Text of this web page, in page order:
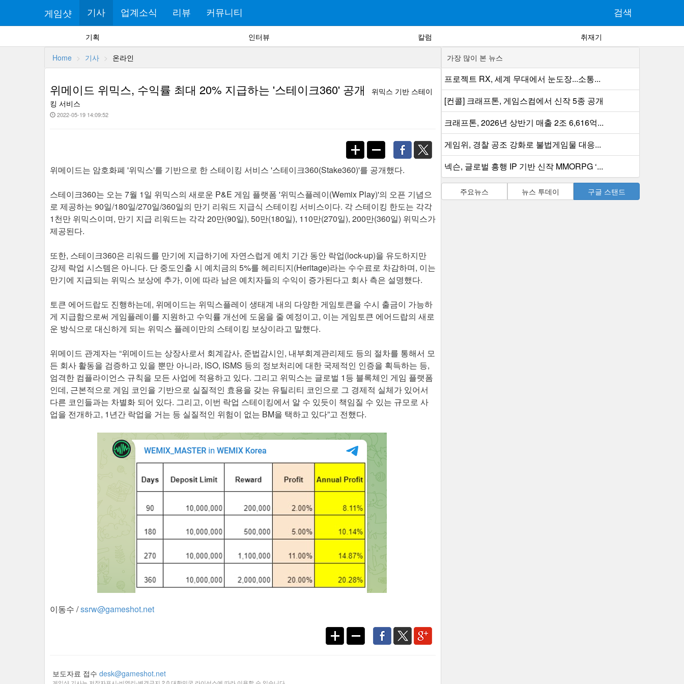
게임샷 기사 업계소식 리뷰 커뮤니티 검색
기획 인터뷰 칼럼 취재기
Home 기사 온라인
위메이드 위믹스, 수익률 최대 20% 지급하는 '스테이크360' 공개
위믹스 기반 스테이
킹 서비스
2022-05-19 14:09:52
위메이드는 암호화폐 '위믹스'를 기반으로 한 스테이킹 서비스 '스테이크360(Stake360)'를 공개했다.
스테이크360는 오는 7월 1일 위믹스의 새로운 P&E 게임 플랫폼 '위믹스플레이(Wemix Play)'의 오픈 기념으
로 제공하는 90일/180일/270일/360일의 만기 리워드 지급식 스테이킹 서비스이다. 각 스테이킹 한도는 각각
1천만 위믹스이며, 만기 지급 리워드는 각각 20만(90일), 50만(180일), 110만(270일), 200만(360일) 위믹스가
제공된다.
또한, 스테이크360은 리워드를 만기에 지급하기에 자연스럽게 예치 기간 동안 락업(lock-up)을 유도하지만
강제 락업 시스템은 아니다. 단 중도인출 시 예치금의 5%를 헤리티지(Heritage)라는 수수료로 차감하며, 이는
만기에 지급되는 위믹스 보상에 추가, 이에 따라 남은 예치자들의 수익이 증가된다고 회사 측은 설명했다.
토큰 에어드랍도 진행하는데, 위메이드는 위믹스플레이 생태계 내의 다양한 게임토큰을 수시 출금이 가능하
게 지급함으로써 게임플레이를 지원하고 수익률 개선에 도움을 줄 예정이고, 이는 게임토큰 에어드랍의 새로
운 방식으로 대신하게 되는 위믹스 플레이만의 스테이킹 보상이라고 말했다.
위메이드 관계자는 “위메이드는 상장사로서 회계감사, 준법감시인, 내부회계관리제도 등의 절차를 통해서 모
든 회사 활동을 검증하고 있을 뿐만 아니라, ISO, ISMS 등의 정보처리에 대한 국제적인 인증을 획득하는 등,
엄격한 컴플라이언스 규칙을 모든 사업에 적용하고 있다. 그리고 위믹스는 글로벌 1등 블록체인 게임 플랫폼
인데, 근본적으로 게임 코인을 기반으로 실질적인 효용을 갖는 유틸리티 코인으로 그 경제적 실체가 있어서
다른 코인들과는 차별화 되어 있다. 그리고, 이번 락업 스테이킹에서 알 수 있듯이 책임질 수 있는 규모로 사
업을 전개하고, 1년간 락업을 거는 등 실질적인 위험이 없는 BM을 택하고 있다”고 전했다.
이동수 /ssrw@gameshot.net
보도자료 접수 desk@gameshot.net
가장 많이 본 뉴스
프로젝트 RX, 세계 무대에서 눈도장...소통...
[컨콜] 크래프톤, 게임스컴에서 신작 5종 공개
크래프톤, 2026년 상반기 매출 2조 6,616억...
게임위, 경찰 공조 강화로 불법게임물 대응...
넥슨, 글로벌 흥행 IP 기반 신작 MMORPG ‘...
주요뉴스 뉴스 투데이 구글 스탠드